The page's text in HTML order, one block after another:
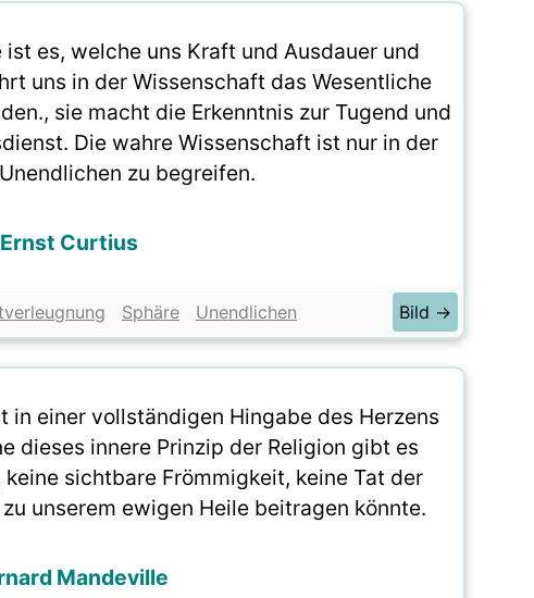
es, welche uns Kraft und Ausdauer und
uns in der Wissenschaft das Wesentliche
sie macht die Erkenntnis zur Tugend und
Die wahre Wissenschaft ist nur in der
zu begreifen.
Ernst Curtius
Sphäre Unendlichen Bild →
in einer vollständigen Hingabe des Herzens
dieses innere Prinzip der Religion gibt es
sichtbare Frömmigkeit, keine Tat der
unserem ewigen Heile beitragen könnte.
Mandeville